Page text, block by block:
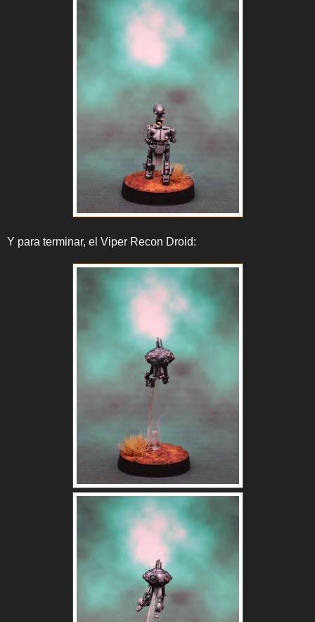
Y para terminar, el Viper Recon Droid: